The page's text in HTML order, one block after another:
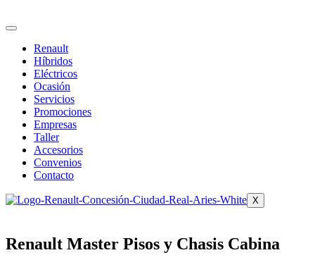
al
Renault
Híbridos
Eléctricos
Ocasión
Servicios
Promociones
Empresas
Taller
Accesorios
Convenios
Contacto
X
Renault Master Pisos y Chasis Cabina